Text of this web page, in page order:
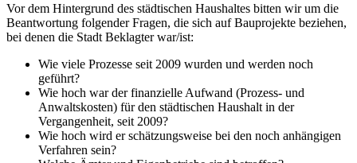
Vor dem Hintergrund des städtischen Haushaltes bitten wir um die
Beantwortung folgender Fragen, die sich auf Bauprojekte beziehen,
bei denen die Stadt Beklagter war/ist:
Wie viele Prozesse seit 2009 wurden und werden noch
geführt?
Wie hoch war der finanzielle Aufwand (Prozess- und
Anwaltskosten) für den städtischen Haushalt in der
Vergangenheit, seit 2009?
Wie hoch wird er schätzungsweise bei den noch anhängigen
Verfahren sein?